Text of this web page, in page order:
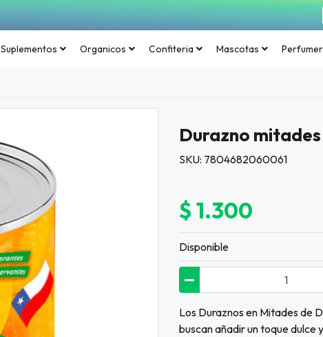
Suplementos Organicos Confiteria Mascotas
Durazno
SKU: 7804682060061
$ 1.300
Disponible
Los Duraznos en Mitades de
buscan añadir un toque dulce